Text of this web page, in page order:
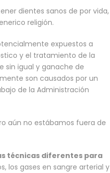
dientes sanos de por vida,
religión.
expuestos a
y el tratamiento de la
igual y ganache de
son causados por un
de la Administración
aún no estábamos fuera de
técnicas diferentes para
los gases en sangre arterial y